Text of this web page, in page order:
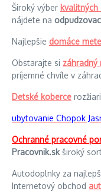
Široký výber kvalitných
nájdete na
Najlepšie domáce
Obstarajte si záhradný
príjemné chvíle v
Detské koberce
ubytovanie Chopok
Ochranné pracovné
Pracovnik.skširoký
Autodoplnky za
Internetový obchod